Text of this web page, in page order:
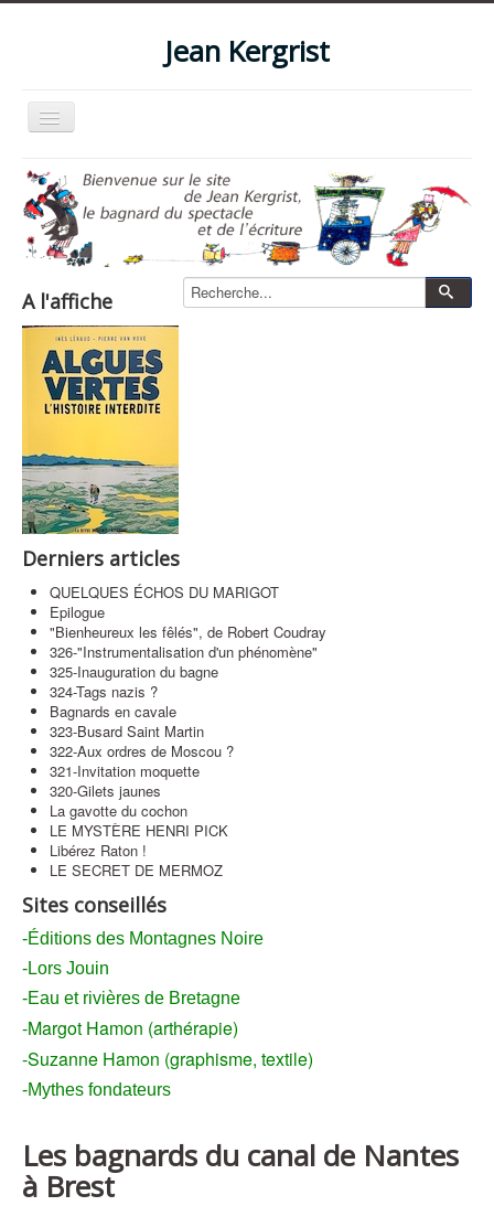
Jean Kergrist
Basculer
la
Accueil
Qui suis-je ?
Le blog
Les spectacles
Les films et vidéos
La boutique
Zone pro
Contact
A l'affiche
Derniers articles
QUELQUES ÉCHOS DU MARIGOT
Epilogue
"Bienheureux les fêlés", de Robert Coudray
326-"Instrumentalisation d'un phénomène"
325-Inauguration du bagne
324-Tags nazis ?
Bagnards en cavale
323-Busard Saint Martin
322-Aux ordres de Moscou ?
321-Invitation moquette
320-Gilets jaunes
La gavotte du cochon
LE MYSTÈRE HENRI PICK
Libérez Raton !
LE SECRET DE MERMOZ
Sites conseillés
-Éditions des Montagnes Noire
-Lors Jouin
-Eau et rivières de Bretagne
-Margot Hamon (arthérapie)
-Suzanne Hamon (graphisme, textile)
-Mythes fondateurs
Les bagnards du canal de Nantes
à Brest